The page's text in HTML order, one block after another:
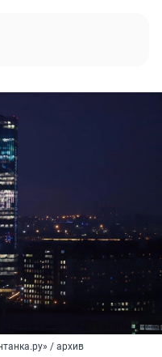
/ архив